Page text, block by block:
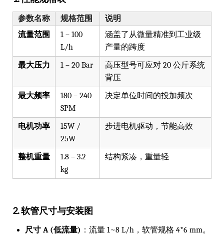
参数名称 规格范围
说明
流量范围
1 – 100
L/h
涵盖了从微量精准到工业级
产量的跨度
最大压力
1 – 20 Bar
高压型号可应对 20 公斤系统
背压
最大频率
180 – 240
SPM
决定单位时间的投加频次
电机功率
15W /
25W
步进电机驱动，节能高效
整机重量
1.8 – 3.2
kg
结构紧凑，重量轻
2. 软管尺寸与安装图
尺寸 A (低流量) ：流量 1~8 L/h，软管规格 4*6 mm。